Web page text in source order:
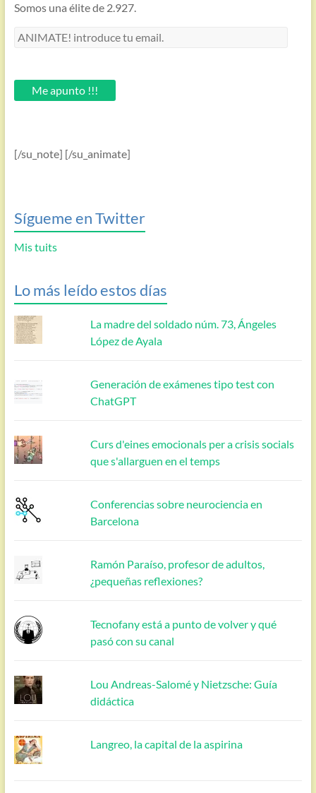
Somos una élite de 2.927.
ANIMATE!
email.Me apunto !!!
[/su_note] [/su_animate]
Sígueme en Twitter
Mis tuits
Lo más leído estos días
La madre del soldado núm. 73, Ángeles
López de Ayala
Generación de exámenes tipo test con
ChatGPT
Curs d'eines emocionals per a crisis socials
que s'allarguen en el temps
Conferencias sobre neurociencia en
Barcelona
Ramón Paraíso, profesor de adultos,
¿pequeñas reflexiones?
Tecnofany está a punto de volver y qué
pasó con su canal
Lou Andreas-Salomé y Nietzsche: Guía
didáctica
Langreo, la capital de la aspirina